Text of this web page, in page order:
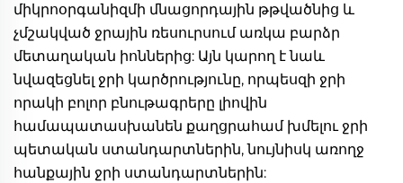
միկրոօրգանիզմի մնացորդային թթվածնից և
չմշակված ջրային ռեսուրսում առկա բարձր
մետաղական իոններից: Այն կարող է նաև
նվազեցնել ջրի կարծրությունը, որպեսզի ջրի
որակի բոլոր բնութագրերը լիովին
համապատասխանեն քաղցրահամ խմելու ջրի
պետական ստանդարտներին, նույնիսկ առողջ
հանքային ջրի ստանդարտներին: